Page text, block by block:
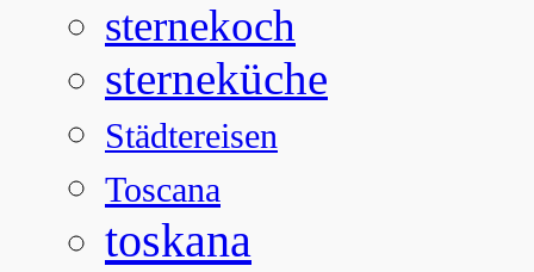
sternekoch
sterneküche
Städtereisen
Toscana
toskana